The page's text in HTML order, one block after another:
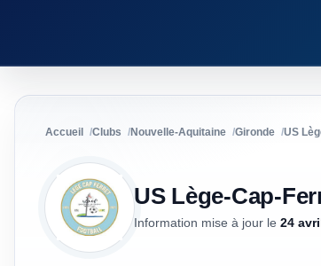
Accueil Clubs Nouvelle-Aquitaine Gironde US
US Lège-Cap-
Information mise à jour le 24